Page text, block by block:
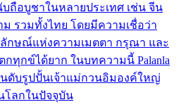
ถือบูชาในหลายประเทศ เช่น จีน
รวมทั้งไทย โดยมีความเชื่อว่า
กษณ์แห่งความเมตตา กรุณา และ
ทุกข์ได้ยาก ในบทความนี้ Palanla
นดับรูปปั้นเจ้าแม่กวนอิมองค์ใหญ่
โลกในปัจจุบัน